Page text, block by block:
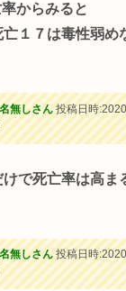
からみると
亡１７は毒性弱め
無しさん投稿日時
で死亡率は高ま
無しさん投稿日時